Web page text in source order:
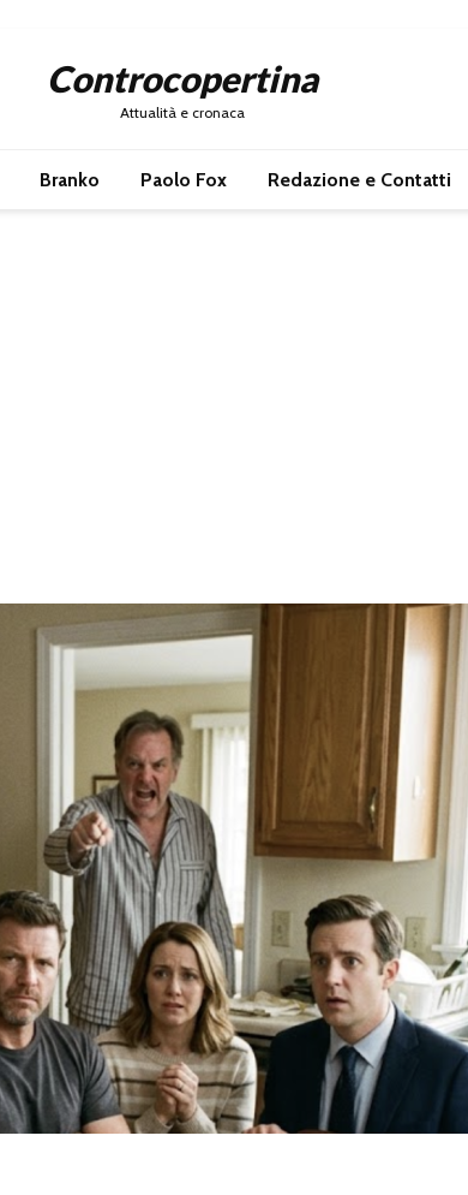
Controcopertina
Attualità e cronaca
Branko Paolo Fox Redazione e Contatti